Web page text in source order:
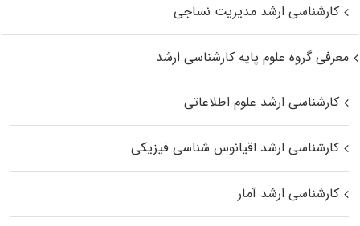
کارشناسی ارشد مدیریت نساجی
معرفی گروه علوم پایه کارشناسی ارشد
کارشناسی ارشد علوم اطلاعاتی
کارشناسی ارشد اقیانوس‌ شناسی فیزیکی
کارشناسی ارشد آمار